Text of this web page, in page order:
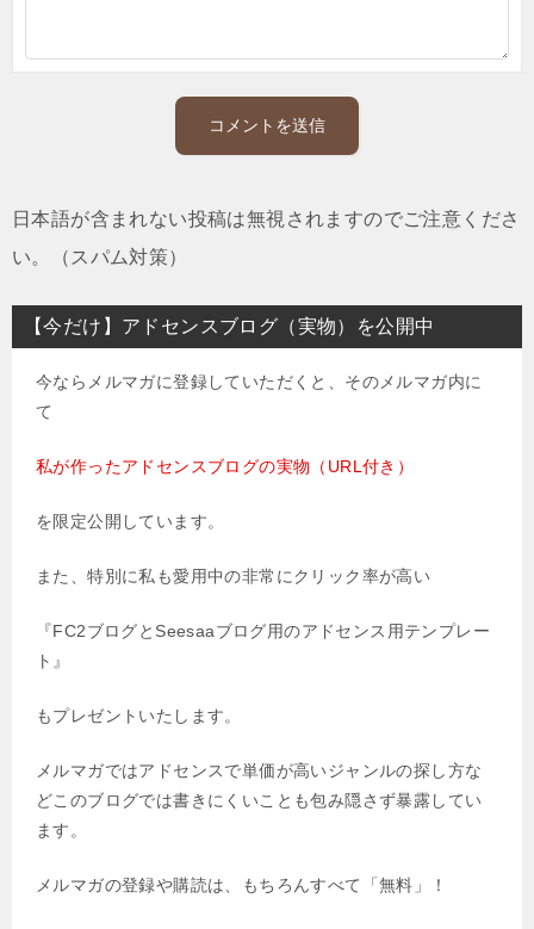
日本語が含まれない投稿は無視されますのでご注意くださ
い。（スパム対策）
【今だけ】アドセンスブログ（実物）を公開中
今ならメルマガに登録していただくと、そのメルマガ内に
て
私が作ったアドセンスブログの実物（URL付き）
を限定公開しています。
また、特別に私も愛用中の非常にクリック率が高い
『FC2ブログとSeesaaブログ用のアドセンス用テンプレー
ト』
もプレゼントいたします。
メルマガではアドセンスで単価が高いジャンルの探し方な
どこのブログでは書きにくいことも包み隠さず暴露してい
ます。
メルマガの登録や購読は、もちろんすべて「無料」！